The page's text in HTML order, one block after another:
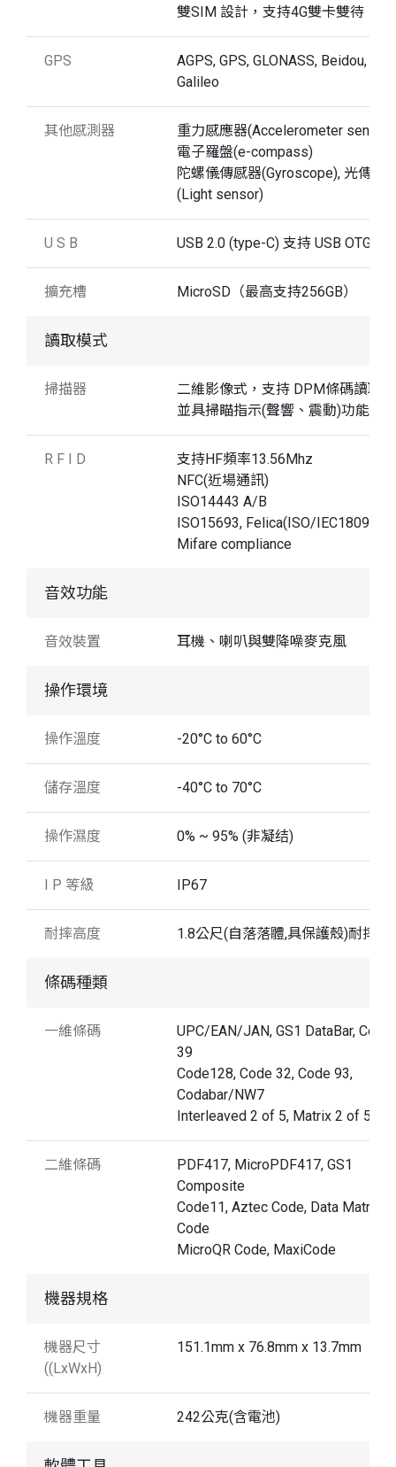
雙SIM 設計，支持4G雙卡雙待
GPS
AGPS, GPS, GLONASS, Beidou,
Galileo
其他感測器
重力感應器(Accelerometer sensor),
電子羅盤(e-compass)
陀螺儀傳感器(Gyroscope), 光傳感
(Light sensor)
U S B USB 2.0 (type-C) 支持 USB OTG
擴充槽 MicroSD（最高支持256GB）
讀取模式
掃描器
二維影像式，支持 DPM條碼讀取
並具掃瞄指示(聲響、震動)功能
R F I D
支持HF頻率13.56Mhz
NFC(近場通訊)
ISO14443 A/B
ISO15693, Felica(ISO/IEC18092)
Mifare compliance
音效功能
音效裝置 耳機、喇叭與雙降噪麥克風
操作環境
操作溫度 -20°C to 60°C
儲存溫度 -40°C to 70°C
操作濕度 0% ~ 95% (非凝结)
I P 等級 IP67
耐摔高度 1.8公尺(自落落體,具保護殼)耐摔防
條碼種類
一維條碼
UPC/EAN/JAN, GS1 DataBar, Code
39
Code128, Code 32, Code 93,
Codabar/NW7
Interleaved 2 of 5, Matrix 2 of 5,
二維條碼
PDF417, MicroPDF417, GS1
Composite
Code11, Aztec Code, Data Matrix,
Code
MicroQR Code, MaxiCode
機器規格
機器尺寸
((LxWxH)
151.1mm x 76.8mm x 13.7mm
機器重量 242公克(含電池)